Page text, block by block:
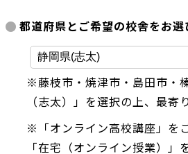
都道府県とご希望の校舎をお選
※藤枝市・焼津市・島田市・
（志太）」を選択の上、最寄
※「オンライン高校講座」を
「在宅（オンライン授業）」